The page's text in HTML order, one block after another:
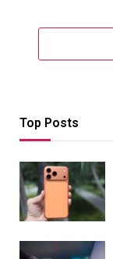
Top Posts